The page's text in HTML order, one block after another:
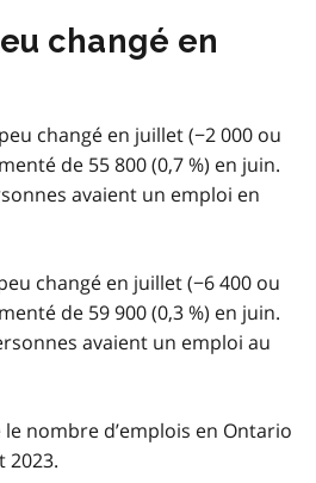
changé en
changé en juillet (−2 000 ou
de 55 800 (0,7 %) en juin.
avaient un emploi en
changé en juillet (−6 400 ou
de 59 900 (0,3 %) en juin.
avaient un emploi au
nombre d’emplois en Ontario
2023.